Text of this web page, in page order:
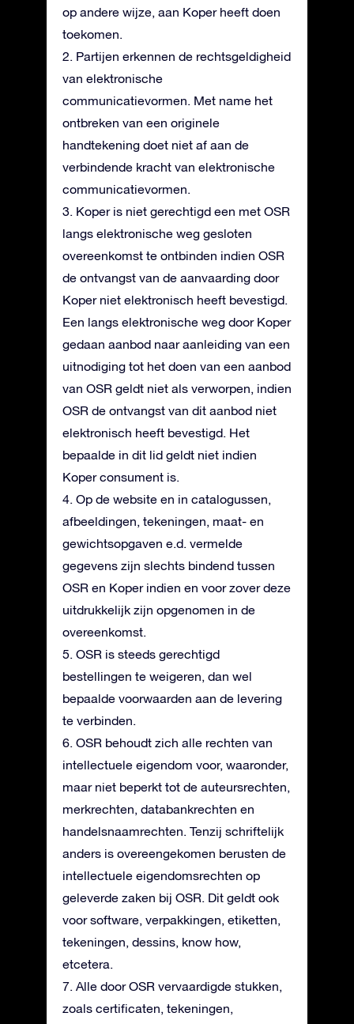
op andere wijze, aan Koper heeft doen
toekomen.
2. Partijen erkennen de rechtsgeldigheid
van elektronische
communicatievormen. Met name het
ontbreken van een originele
handtekening doet niet af aan de
verbindende kracht van elektronische
communicatievormen.
3. Koper is niet gerechtigd een met OSR
langs elektronische weg gesloten
overeenkomst te ontbinden indien OSR
de ontvangst van de aanvaarding door
Koper niet elektronisch heeft bevestigd.
Een langs elektronische weg door Koper
gedaan aanbod naar aanleiding van een
uitnodiging tot het doen van een aanbod
van OSR geldt niet als verworpen, indien
OSR de ontvangst van dit aanbod niet
elektronisch heeft bevestigd. Het
bepaalde in dit lid geldt niet indien
Koper consument is.
4. Op de website en in catalogussen,
afbeeldingen, tekeningen, maat- en
gewichtsopgaven e.d. vermelde
gegevens zijn slechts bindend tussen
OSR en Koper indien en voor zover deze
uitdrukkelijk zijn opgenomen in de
overeenkomst.
5. OSR is steeds gerechtigd
bestellingen te weigeren, dan wel
bepaalde voorwaarden aan de levering
te verbinden.
6. OSR behoudt zich alle rechten van
intellectuele eigendom voor, waaronder,
maar niet beperkt tot de auteursrechten,
merkrechten, databankrechten en
handelsnaamrechten. Tenzij schriftelijk
anders is overeengekomen berusten de
intellectuele eigendomsrechten op
geleverde zaken bij OSR. Dit geldt ook
voor software, verpakkingen, etiketten,
tekeningen, dessins, know how,
etcetera.
7. Alle door OSR vervaardigde stukken,
zoals certificaten, tekeningen,